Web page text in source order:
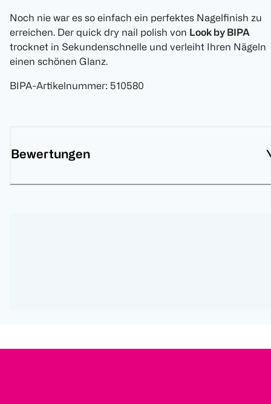
Noch nie war es so einfach ein perfektes Nagelfinish zu
erreichen. Der quick dry nail polish von Look by BIPA
trocknet in Sekundenschnelle und verleiht Ihren Nägeln
einen schönen Glanz.
BIPA-Artikelnummer: 510580
Bewertungen